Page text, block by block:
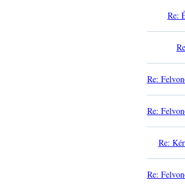
Re:
Re:
Re:
Re:
Re: